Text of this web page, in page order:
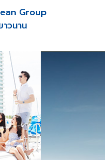
Group
วนาน